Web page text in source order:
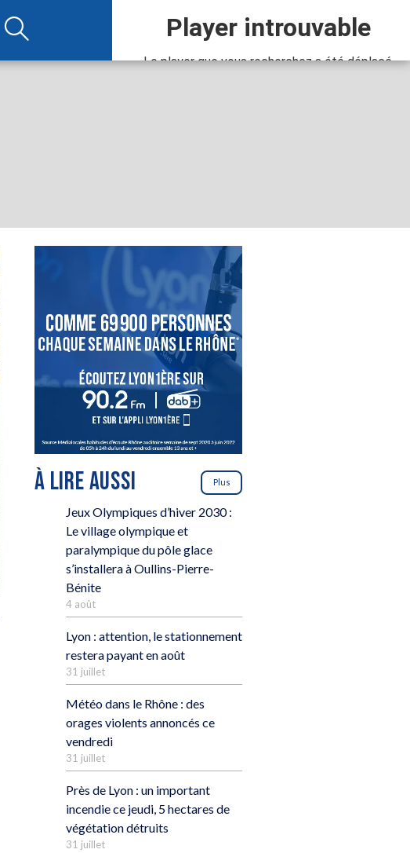
À LIRE AUSSI Plus
Jeux Olympiques d’hiver 2030 :
Le village olympique et
paralympique du pôle glace
s’installera à Oullins-Pierre-
Bénite
4 août
Lyon : attention, le stationnement
restera payant en août
31 juillet
Météo dans le Rhône : des
orages violents annoncés ce
vendredi
31 juillet
Près de Lyon : un important
incendie ce jeudi, 5 hectares de
végétation détruits
31 juillet